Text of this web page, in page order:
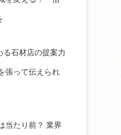
る石材店の提案力
張って伝えられ
当たり前？ 業界